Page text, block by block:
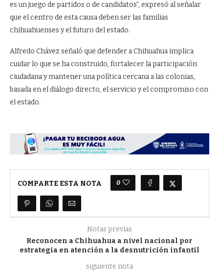
es un juego de partidos o de candidatos”, expresó al señalar
que el centro de esta causa deben ser las familias
chihuahuenses y el futuro del estado.
Alfredo Chávez señaló que defender a Chihuahua implica
cuidar lo que se ha construido, fortalecer la participación
ciudadana y mantener una política cercana a las colonias,
basada en el diálogo directo, el servicio y el compromiso con
el estado.
COMPARTE ESTA NOTA 0
Notas previas
Reconocen a Chihuahua a nivel nacional por
estrategia en atención a la desnutrición infantil
siguiente nota